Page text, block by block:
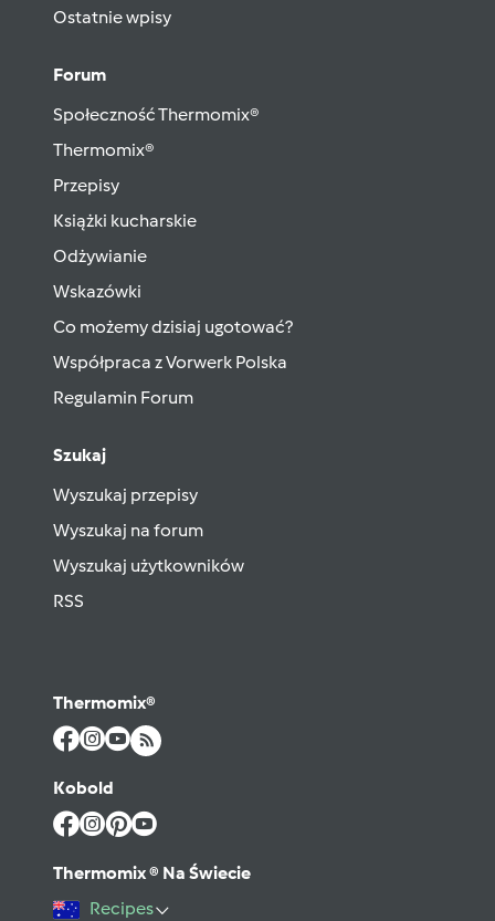
Ostatnie wpisy
Forum
Społeczność Thermomix®
Thermomix®
Przepisy
Książki kucharskie
Odżywianie
Wskazówki
Co możemy dzisiaj ugotować?
Współpraca z Vorwerk Polska
Regulamin Forum
Szukaj
Wyszukaj przepisy
Wyszukaj na forum
Wyszukaj użytkowników
RSS
Thermomix®
Kobold
Thermomix ® Na Świecie
Recipes